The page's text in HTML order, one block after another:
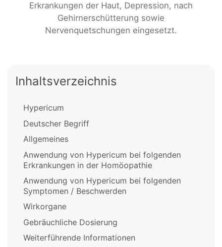
Erkrankungen der Haut, Depression, nach
Gehirnerschütterung sowie
Nervenquetschungen eingesetzt.
Inhaltsverzeichnis
Hypericum
Deutscher Begriff
Allgemeines
Anwendung von Hypericum bei folgenden
Erkrankungen in der Homöopathie
Anwendung von Hypericum bei folgenden
Symptomen / Beschwerden
Wirkorgane
Gebräuchliche Dosierung
Weiterführende Informationen